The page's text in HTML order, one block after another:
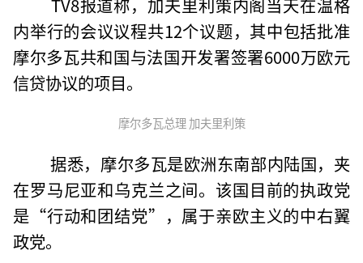
内举行的会议议程共12个议题，其中包括批准
摩尔多瓦共和国与法国开发署签署6000万欧元
信贷协议的项目。
摩尔多瓦总理 加夫里利策
据悉，摩尔多瓦是欧洲东南部内陆国，夹
在罗马尼亚和乌克兰之间。该国目前的执政党
是“行动和团结党”，属于亲欧主义的中右翼
政党。